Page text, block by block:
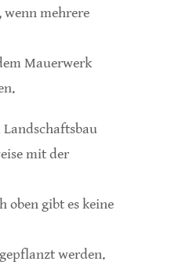
wenn mehrere
Mauerwerk
mit der
oben gibt es keine
werden.